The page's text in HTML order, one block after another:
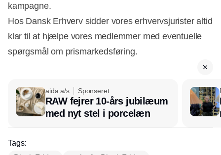
kampagne.
Hos Dansk Erhverv sidder vores erhvervsjurister altid
klar til at hjælpe vores medlemmer med eventuelle
spørgsmål om prismarkedsføring.
aida a/s Sponseret
RAW fejrer 10-års jubilæum
med nyt stel i porcelæn
Tags: